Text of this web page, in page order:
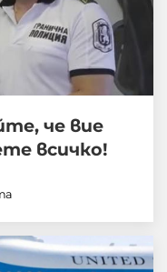
че вие
всичко!